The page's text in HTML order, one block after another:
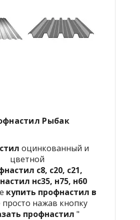
Рыбак
оцинкованный и
цветной
с8, с20, с21,
нс35, н75, н60
купить профнастил в
просто нажав кнопку
профнастил "